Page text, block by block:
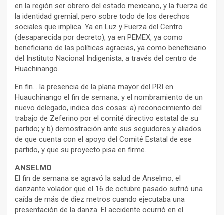
en la región ser obrero del estado mexicano, y la fuerza de
la identidad gremial, pero sobre todo de los derechos
sociales que implica. Ya en Luz y Fuerza del Centro
(desaparecida por decreto), ya en PEMEX, ya como
beneficiario de las políticas agracias, ya como beneficiario
del Instituto Nacional Indigenista, a través del centro de
Huachinango.
En fin… la presencia de la plana mayor del PRI en
Huauchinango el fin de semana, y el nombramiento de un
nuevo delegado, indica dos cosas: a) reconocimiento del
trabajo de Zeferino por el comité directivo estatal de su
partido; y b) demostración ante sus seguidores y aliados
de que cuenta con el apoyo del Comité Estatal de ese
partido, y que su proyecto pisa en firme.
ANSELMO
El fin de semana se agravó la salud de Anselmo, el
danzante volador que el 16 de octubre pasado sufrió una
caída de más de diez metros cuando ejecutaba una
presentación de la danza. El accidente ocurrió en el